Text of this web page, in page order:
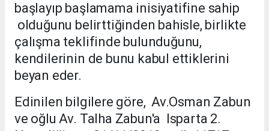
başlayıp başlamama inisiyatifine sahip
olduğunu belirttiğinden bahisle, birlikte
çalışma teklifinde bulunduğunu,
kendilerinin de bunu kabul ettiklerini
beyan eder.
Edinilen bilgilere göre, Av.Osman Zabun
ve oğlu Av. Talha Zabun'a Isparta 2.